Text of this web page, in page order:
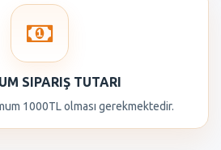
SIPARIŞ TUTARI
1000TL olması gerekmektedir.